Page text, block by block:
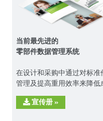
当前最先进的
零部件数据管理系统
在设计和采购中通过对标
管理及提高重用效率来降低
宣传册 »